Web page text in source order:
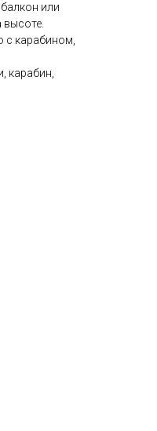
или
с карабином,
карабин,